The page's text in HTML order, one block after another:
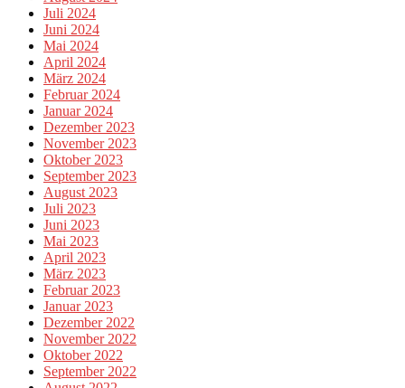
Juli 2024
Juni 2024
Mai 2024
April 2024
März 2024
Februar 2024
Januar 2024
Dezember 2023
November 2023
Oktober 2023
September 2023
August 2023
Juli 2023
Juni 2023
Mai 2023
April 2023
März 2023
Februar 2023
Januar 2023
Dezember 2022
November 2022
Oktober 2022
September 2022